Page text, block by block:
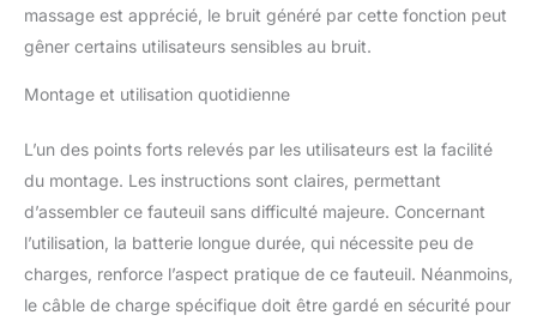
Contrairement au cuir
PU, notre matériau offre
similaire au cuir véritable
à l'usage quotidien, aux
rayures et à l'usure
générale bien mieux que
le PU, garantissant ainsi
une fiabilité à long terme
Massage lombaire pour
soulager la fatigue：Ce
fauteuil de bureau
massage est apprécié, le bruit généré par cette fonction peut
gêner certains utilisateurs sensibles au bruit.
Montage et utilisation quotidienne
L’un des points forts relevés par les utilisateurs est la facilité
du montage. Les instructions sont claires, permettant
d’assembler ce fauteuil sans difficulté majeure. Concernant
l’utilisation, la batterie longue durée, qui nécessite peu de
charges, renforce l’aspect pratique de ce fauteuil. Néanmoins,
le câble de charge spécifique doit être gardé en sécurité pour